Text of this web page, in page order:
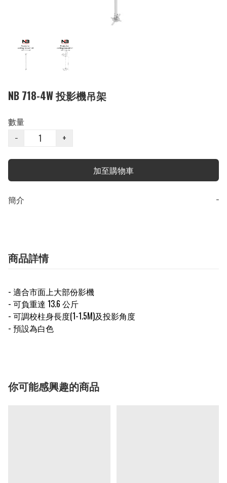
NB 718-4W 投影機吊架
數量
−
+
加至購物車
簡介 −
商品詳情
- 適合市面上大部份影機
- 可負重達 13.6 公斤
- 可調校柱身長度(1-1.5M)及投影角度
- 預設為白色
你可能感興趣的商品